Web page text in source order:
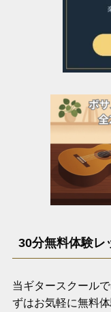
30分無料体験レ
当ギタースクール
ずはお気軽に無料